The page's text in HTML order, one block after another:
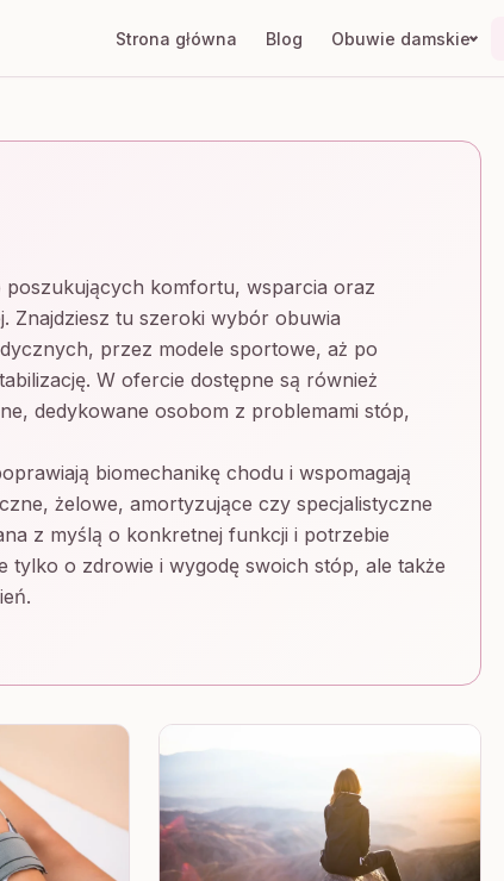
Strona główna Blog Obuwie damskie
poszukujących komfortu, wsparcia oraz
Znajdziesz tu szeroki wybór obuwia
przez modele sportowe, aż po
W ofercie dostępne są również
dedykowane osobom z problemami stóp,
biomechanikę chodu i wspomagają
żelowe, amortyzujące czy specjalistyczne
z myślą o konkretnej funkcji i potrzebie
tylko o zdrowie i wygodę swoich stóp, ale także